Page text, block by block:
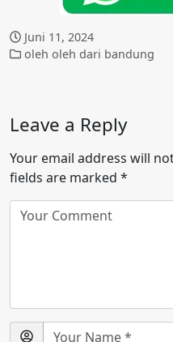
Juni 11, 2024
oleh oleh dari bandung
Leave a Reply
Your email address will
fields are marked *